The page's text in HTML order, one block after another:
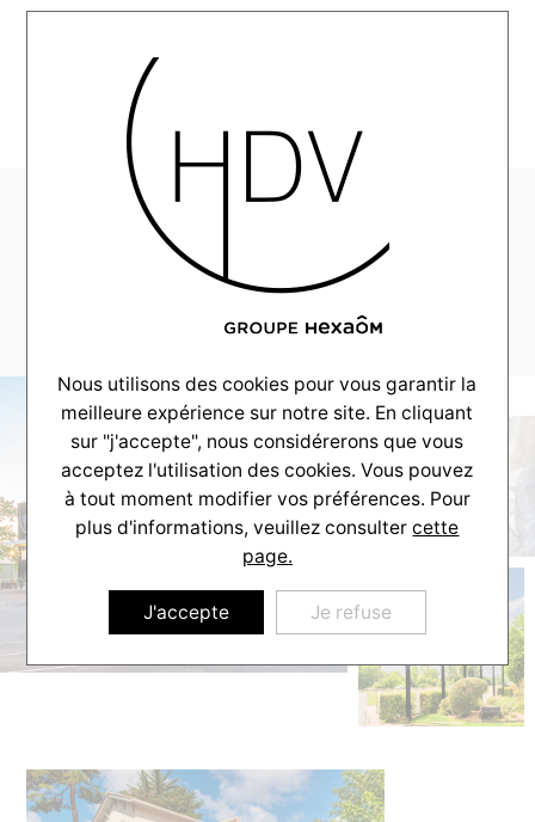
CV-Realisation-
Anglet-2021-10-
_0003_DSC_4516
Nous utilisons des cookies pour vous garantir la
meilleure expérience sur notre site. En cliquant
sur "j'accepte", nous considérerons que vous
acceptez l'utilisation des cookies. Vous pouvez
à tout moment modifier vos préférences. Pour
plus d'informations, veuillez consultercette
page.
J'accepte Je refuse